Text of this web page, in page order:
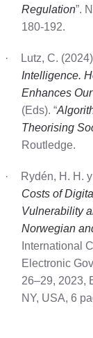
Regulation”.
180-192.
· Lutz, C.
Intelligence.
Enhances
(Eds). “
Theorising
Routledge.
· Rydén, H. H.
Costs of
Vulnerability
Norwegian
International
Electronic
26–29, 2023,
NY, USA, 6